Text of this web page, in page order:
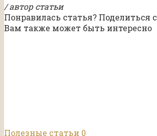
/ автор статьи
Понравилась статья? Поделиться
Вам также может быть интересно
Полезные статьи 0